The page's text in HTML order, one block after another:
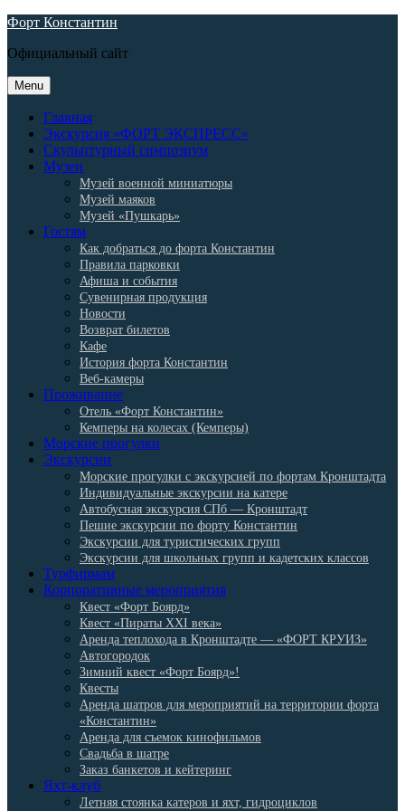
Skip
content
Форт Константин
Официальный сайт
Menu
Главная
Экскурсия «ФОРТ ЭКСПРЕСС»
Скульптурный симпозиум
Музеи
Музей военной миниатюры
Музей маяков
Музей «Пушкарь»
Гостям
Как добраться до форта Константин
Правила парковки
Афиша и события
Сувенирная продукция
Новости
Возврат билетов
Кафе
История форта Константин
Веб-камеры
Проживание
Отель «Форт Константин»
Кемперы на колесах (Кемперы)
Морские прогулки
Экскурсии
Морские прогулки с экскурсией по фортам Кронштадта
Индивидуальные экскурсии на катере
Автобусная экскурсия СПб — Кронштадт
Пешие экскурсии по форту Константин
Экскурсии для туристических групп
Экскурсии для школьных групп и кадетских классов
Турфирмам
Корпоративные мероприятия
Квест «Форт Боярд»
Квест «Пираты XXI века»
Аренда теплохода в Кронштадте — «ФОРТ КРУИЗ»
Автогородок
Зимний квест «Форт Боярд»!
Квесты
Аренда шатров для мероприятий на территории форта
«Константин»
Аренда для съемок кинофильмов
Свадьба в шатре
Заказ банкетов и кейтеринг
Яхт-клуб
Летняя стоянка катеров и яхт, гидроциклов